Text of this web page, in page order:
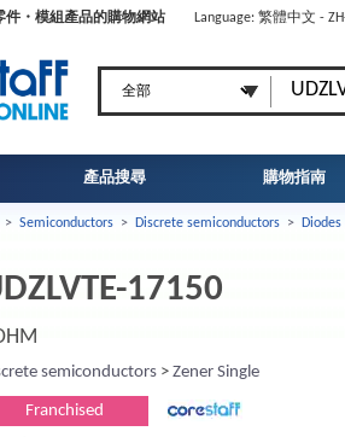
件・模組產品的購物網站 Language: 繁體中文 -
產品搜尋 購物指南
> Semiconductors > Discrete semiconductors > Diodes
17150
semiconductors > Zener Single
Franchised